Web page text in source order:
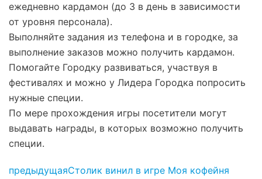
ежедневно кардамон (до 3 в день в зависимости
от уровня персонала).
Выполняйте задания из телефона и в городке, за
выполнение заказов можно получить кардамон.
Помогайте Городку развиваться, участвуя в
фестивалях и можно у Лидера Городка попросить
нужные специи.
По мере прохождения игры посетители могут
выдавать награды, в которых возможно получить
специи.
предыдущаяСтолик винил в игре Моя кофейня